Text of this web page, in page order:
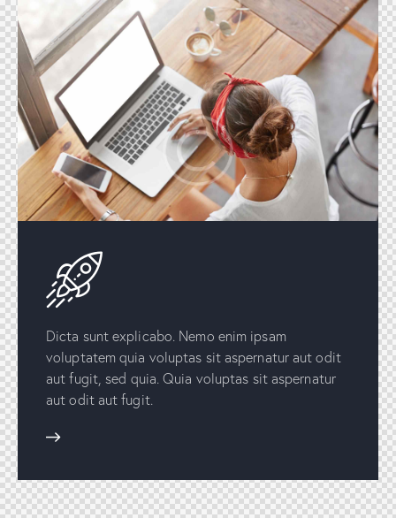
Dicta sunt explicabo. Nemo enim ipsam
voluptatem quia voluptas sit aspernatur aut odit
aut fugit, sed quia. Quia voluptas sit aspernatur
aut odit aut fugit.